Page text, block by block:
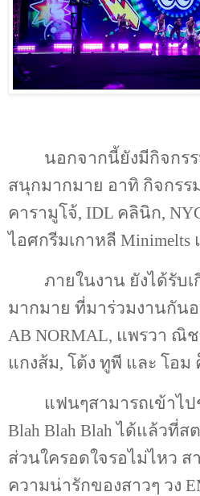
นอกจากนี้ยังมีกิจกร
สนุกมากมาย อาทิ กิจกรร
คารามูโจ้, IDL คลินิก,
ไอศกรีมเกาหลี Minimelts
ภายในงาน ยังได้รับ
มากมาย ที่มาร่วมงานกัน
AB NORMAL, แพรวา ณิ
แกงส้ม, โต้ง ทูพี และ โอม
แฟนๆสามารถเข้าไป
Blah Blah Blahได้แล้วที่ส
ส่วนใครอดใจรอไม่ไหว
ความน่ารักของสาวๆ วง